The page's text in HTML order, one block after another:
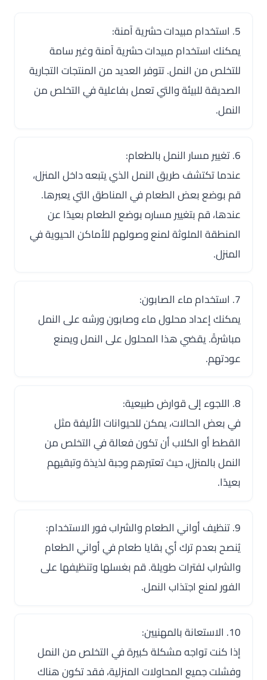
5. استخدام مبيدات حشرية آمنة:
يمكنك استخدام مبيدات حشرية آمنة وغير سامة
للتخلص من النمل. تتوفر العديد من المنتجات التجارية
الصديقة للبيئة والتي تعمل بفاعلية في التخلص من
النمل.
6. تغيير مسار النمل بالطعام:
عندما تكتشف طريق النمل الذي يتبعه داخل المنزل،
قم بوضع بعض الطعام في المناطق التي يعبرها.
عندها، قم بتغيير مساره بوضع الطعام بعيدًا عن
المنطقة الملوثة لمنع وصولهم للأماكن الحيوية في
المنزل.
7. استخدام ماء الصابون:
يمكنك إعداد محلول ماء وصابون ورشه على النمل
مباشرةً. يقضي هذا المحلول على النمل ويمنع
عودتهم.
8. اللجوء إلى قوارض طبيعية:
في بعض الحالات، يمكن للحيوانات الأليفة مثل
القطط أو الكلاب أن تكون فعالة في التخلص من
النمل بالمنزل، حيث تعتبرهم وجبة لذيذة وتبقيهم
بعيدًا.
9. تنظيف أواني الطعام والشراب فور الاستخدام:
يُنصح بعدم ترك أي بقايا طعام في أواني الطعام
والشراب لفترات طويلة. قم بغسلها وتنظيفها على
الفور لمنع اجتذاب النمل.
10. الاستعانة بالمهنيين:
إذا كنت تواجه مشكلة كبيرة في التخلص من النمل
وفشلت جميع المحاولات المنزلية، فقد تكون هناك